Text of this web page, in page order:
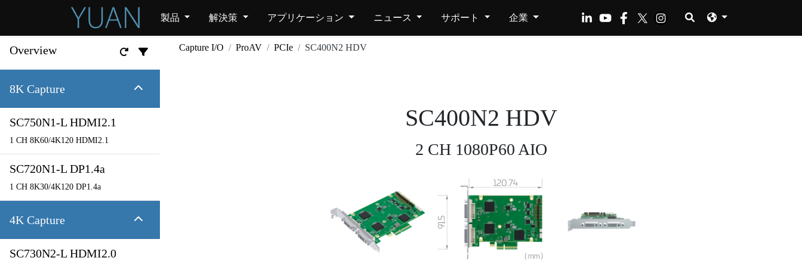
製品 解決策 アプリケーション ニュース サポート 企業
Overview
8K Capture
SC750N1-L HDMI2.1
1 CH 8K60/4K120 HDMI2.1
SC720N1-L DP1.4a
1 CH 8K30/4K120 DP1.4a
4K Capture
SC730N2-L HDMI2.0
Capture I/O ProAV PCIe SC400N2 HDV
SC400N2 HDV
2 CH 1080P60 AIO